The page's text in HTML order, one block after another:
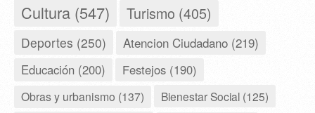
Cultura (547) Turismo (405)
Deportes (250) Atencion Ciudadano (219)
Educación (200) Festejos (190)
Obras y urbanismo (137) Bienestar Social (125)